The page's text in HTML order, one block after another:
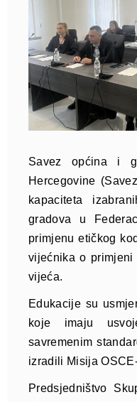
Savez općina i
Hercegovine
kapaciteta
gradova u
primjenu etičkog
vijećnika o primjeni
vijeća.
Edukacije su
koje imaju
savremenim
izradili Misija
Predsjedništvo